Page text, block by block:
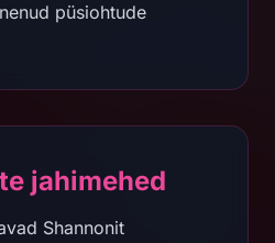
püsiohtude
jahimehed
Shannonit